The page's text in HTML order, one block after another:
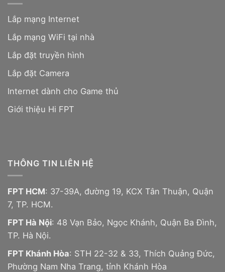
Lắp mạng Internet
Lắp mạng WiFi tại nhà
Lắp đặt truyền hình
Lắp đặt Camera
Internet dành cho Game thủ
Giới thiệu Hi FPT
THÔNG TIN LIÊN HỆ
FPT HCM: 37-39A, đường 19, KCX Tân Thuận, Quận
7, TP. HCM.
FPT Hà Nội: 48 Vạn Bảo, Ngọc Khánh, Quận Ba Đình,
TP. Hà Nội.
FPT Khánh Hòa: STH 22-32 & 33, Thích Quảng Đức,
Phường Nam Nha Trang, tỉnh Khánh Hòa